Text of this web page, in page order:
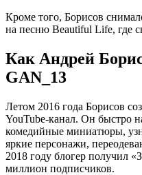
Кроме того, Борисов
на песню Beautiful Life, где
Как Андрей
GAN_13
Летом 2016 года Борисов
YouTube-канал. Он быстро
комедийные миниатюры,
яркие персонажи,
2018 году блогер получил
миллион подписчиков.